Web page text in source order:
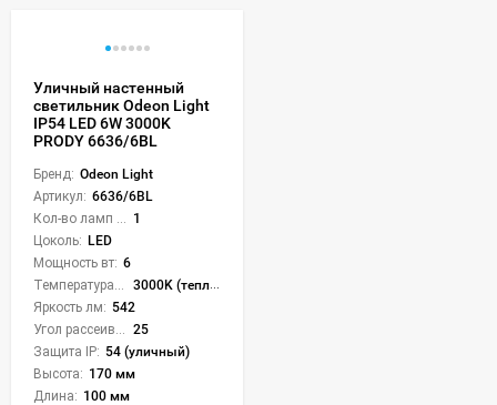
Уличный настенный
светильник Odeon Light
IP54 LED 6W 3000K
PRODY 6636/6BL
Бренд: Odeon Light
Артикул: 6636/6BL
1
Цоколь: LED
Мощность вт: 6
3000K (теплый)
Яркость лм: 542
25
Защита IP: 54 (уличный)
Высота: 170 мм
Длина: 100 мм